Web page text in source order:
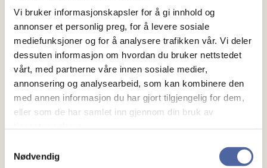
Vi bruker informasjonskapsler for å gi innhold og
annonser et personlig preg, for å levere sosiale
mediefunksjoner og for å analysere trafikken vår. Vi deler
dessuten informasjon om hvordan du bruker nettstedet
vårt, med partnerne våre innen sosiale medier,
annonsering og analysearbeid, som kan kombinere den
med annen informasjon du har gjort tilgjengelig for dem,
eller som de har samlet inn gjennom din bruk av
Nødvendig
Ta med deg ektefelle, kjæreste, barn, venner og bli
med på en ettermiddagstur i skjønn natur og frisk luft
Alle er hjertelig velkommen!